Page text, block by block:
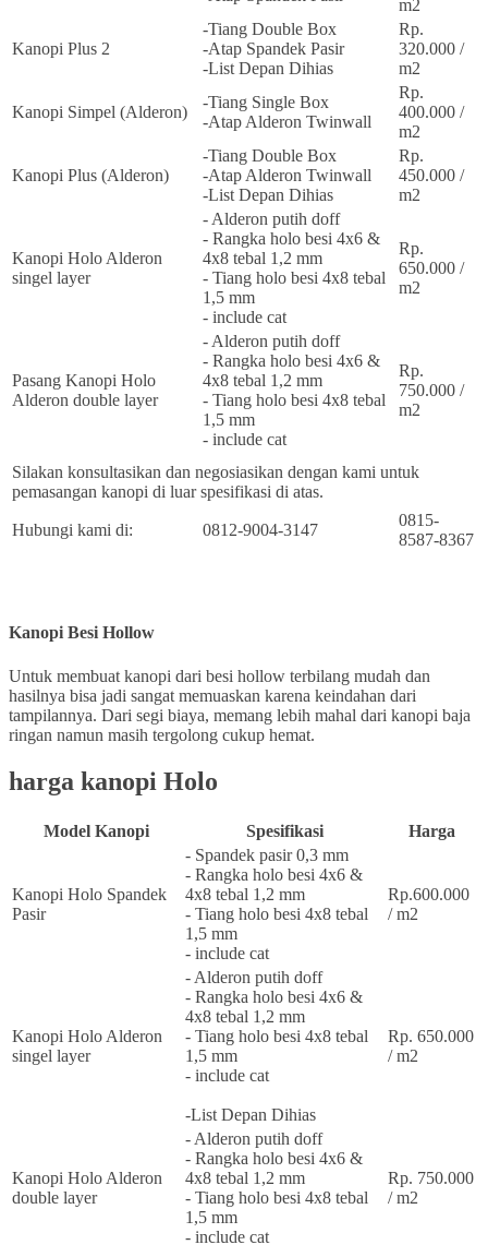
m2
Kanopi Plus 2
-Tiang Double Box
-Atap Spandek Pasir
-List Depan Dihias
Rp.
320.000 /
m2
Kanopi Simpel (Alderon)
-Tiang Single Box
-Atap Alderon Twinwall
Rp.
400.000 /
m2
Kanopi Plus (Alderon)
-Tiang Double Box
-Atap Alderon Twinwall
-List Depan Dihias
Rp.
450.000 /
m2
Kanopi Holo Alderon
singel layer
- Alderon putih doff
- Rangka holo besi 4x6 &
4x8 tebal 1,2 mm
- Tiang holo besi 4x8 tebal
1,5 mm
- include cat
Rp.
650.000 /
m2
Pasang Kanopi Holo
Alderon double layer
- Alderon putih doff
- Rangka holo besi 4x6 &
4x8 tebal 1,2 mm
- Tiang holo besi 4x8 tebal
1,5 mm
- include cat
Rp.
750.000 /
m2
Silakan konsultasikan dan negosiasikan dengan kami untuk
pemasangan kanopi di luar spesifikasi di atas.
Hubungi kami di: 0812-9004-3147
0815-
8587-8367
Kanopi Besi Hollow
Untuk membuat kanopi dari besi hollow terbilang mudah dan
hasilnya bisa jadi sangat memuaskan karena keindahan dari
tampilannya. Dari segi biaya, memang lebih mahal dari kanopi baja
ringan namun masih tergolong cukup hemat.
harga kanopi Holo
Model Kanopi Spesifikasi Harga
Kanopi Holo Spandek
Pasir
- Spandek pasir 0,3 mm
- Rangka holo besi 4x6 &
4x8 tebal 1,2 mm
- Tiang holo besi 4x8 tebal
1,5 mm
- include cat
Rp.600.000
/ m2
Kanopi Holo Alderon
singel layer
- Alderon putih doff
- Rangka holo besi 4x6 &
4x8 tebal 1,2 mm
- Tiang holo besi 4x8 tebal
1,5 mm
- include cat
-List Depan Dihias
Rp. 650.000
/ m2
Kanopi Holo Alderon
double layer
- Alderon putih doff
- Rangka holo besi 4x6 &
4x8 tebal 1,2 mm
- Tiang holo besi 4x8 tebal
1,5 mm
- include cat
Rp. 750.000
/ m2